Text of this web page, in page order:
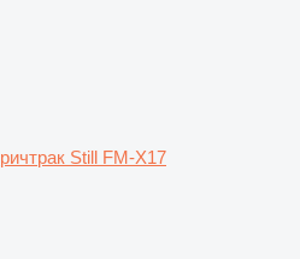
ричтрак Still FM-X17